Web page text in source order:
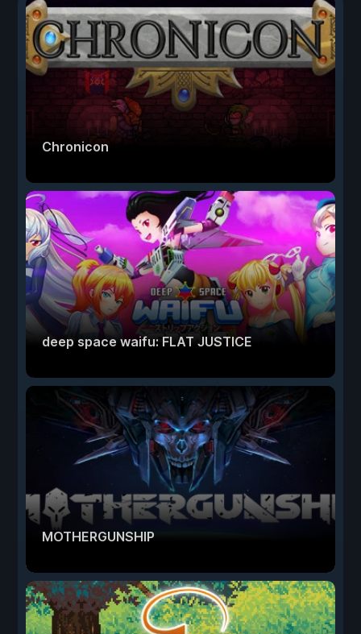
Chronicon
deep space waifu: FLAT JUSTICE
MOTHERGUNSHIP